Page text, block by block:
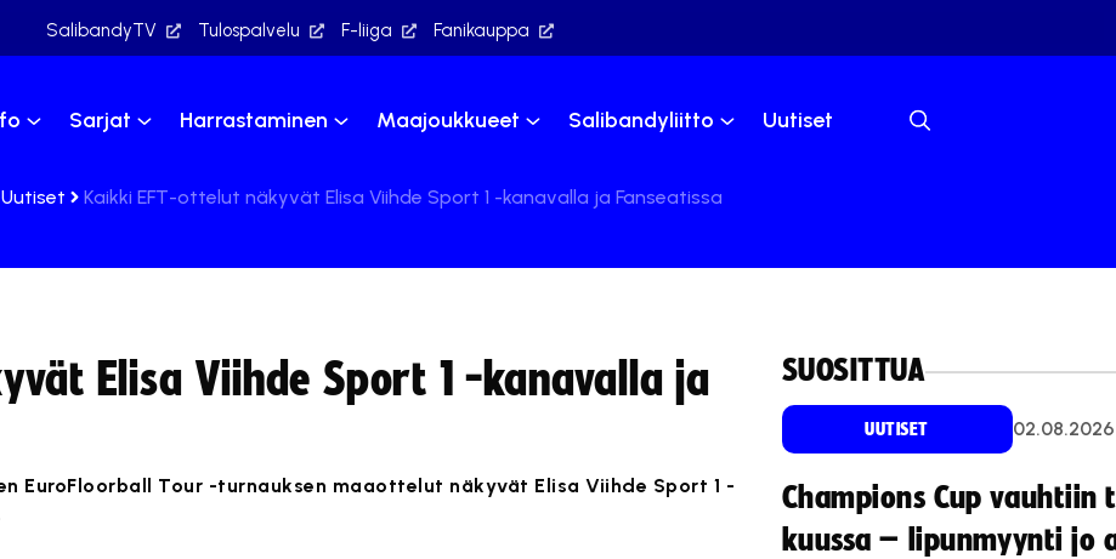
SalibandyTV Tulospalvelu F-liiga Fanikauppa
Sarjat Harrastaminen Maajoukkueet Salibandyliitto Uutiset
Uutiset Kaikki EFT-ottelut näkyvät Elisa Viihde Sport 1 -kanavalla ja Fanseatissa
Elisa Viihde Sport 1 -kanavalla ja
EuroFloorball Tour -turnauksen maaottelut näkyvät Elisa Viihde Sport 1 -
SUOSITTUA
UUTISET 02.08.2026
Champions Cup vauhtiin
kuussa – lipunmyynti jo